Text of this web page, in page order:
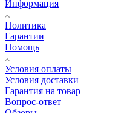
Информация
Политика
Гарантии
Помощь
Условия оплаты
Условия доставки
Гарантия на товар
Вопрос-ответ